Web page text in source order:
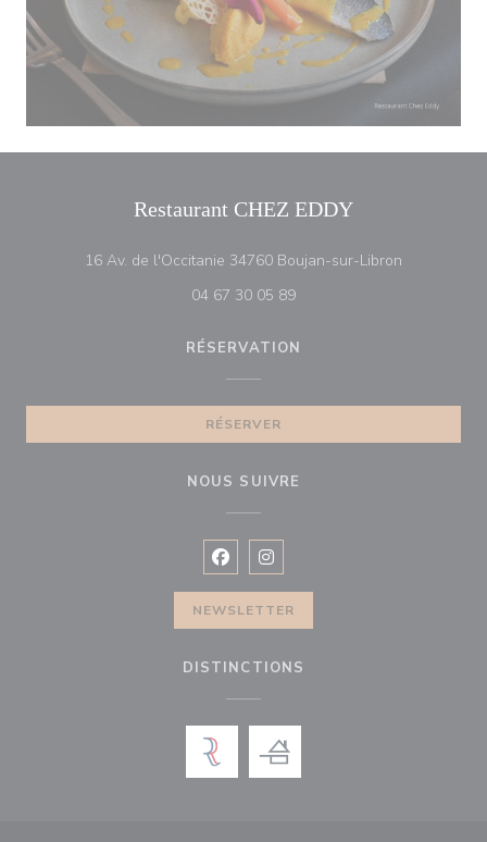
Restaurant CHEZ EDDY
16 Av. de l'Occitanie 34760 Boujan-sur-Libron
04 67 30 05 89
RÉSERVATION
RÉSERVER
NOUS SUIVRE
Facebook ((ouvre une nouvelle
Instagram ((ouvre une
NEWSLETTER
DISTINCTIONS